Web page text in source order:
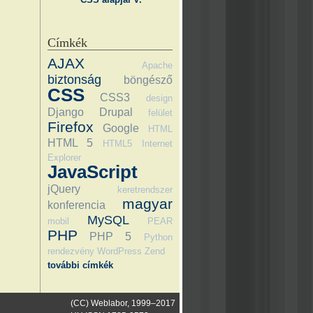
Címkék
AJAX Apache
biztonság böngésző
CSS CSS3 design
Django Drupal felület
Firefox Google HTML
HTML 5 HTML5
Internet
Explorer
JavaScript
jQuery keretrendszer
konferencia magyar
mobil MySQL PEAR
PHP PHP 5
Python
rendezvény WordPress Zend
további címkék
(CC) Weblabor, 1999–2017